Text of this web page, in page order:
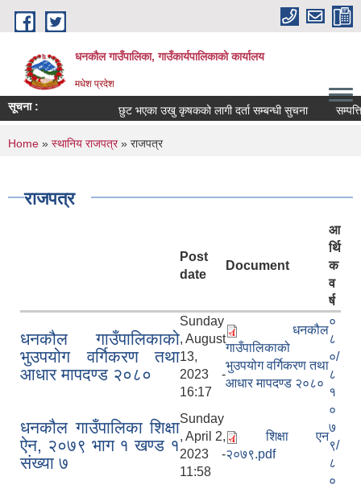
Skip to main content
धनकौल गाउँपालिका, गाउँकार्यपालिकाको कार्यालय
मधेश प्रदेश
सूचना : छुट भएका उखु कृषकको लागी दर्ता सम्बन्धी सुचना
You are here
Home » स्थानिय राजपत्र» राजपत्र
राजपत्र
Post
date
Document
आ
र्थि
क
व
र्ष
धनकौल गाउँपालिकाको
भुउपयोग वर्गिकरण तथा
आधार मापदण्ड २०८०
Sunday
, August
13,
2023 -
16:17
धनकौल
गाउँपालिकाको
भुउपयोग वर्गिकरण तथा
आधार मापदण्ड २०८०
०
८
०/
८
१
धनकौल गाउँपालिका शिक्षा
ऐन, २०७९ भाग १ खण्ड १
संख्या ७
Sunday
, April 2,
2023 -
11:58
शिक्षा एन
२०७९.pdf
०
७
९/
८
०